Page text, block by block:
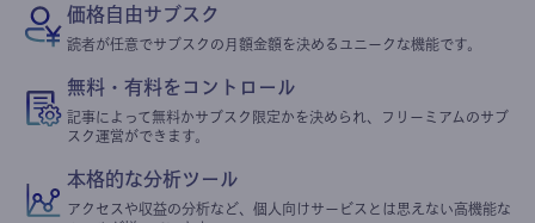
価格自由サブスク
読者が任意でサブスクの月額金額を決めるユニークな機能です。
無料・有料をコントロール
記事によって無料かサブスク限定かを決められ、フリーミアムのサブ
スク運営ができます。
本格的な分析ツール
アクセスや収益の分析など、個人向けサービスとは思えない高機能な